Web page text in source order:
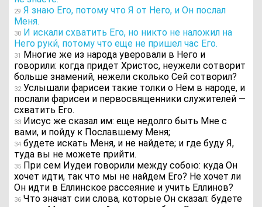
29 Я знаю Его, потому что Я от Него, и Он послал
Меня.
30 И искали схватить Его, но никто не наложил на
Него руки́, потому что еще не пришел час Его.
31 Многие же из народа уверовали в Него и
говорили: когда придет Христос, неужели сотворит
больше знамений, нежели сколько Сей сотворил?
32Услышали фарисеи такие толки о Нем в народе, и
послали фарисеи и первосвященники служителей —
схватить Его.
33 Иисус же сказал им: еще недолго быть Мне с
вами, и пойду к Пославшему Меня;
34 будете искать Меня, и не найдете; и где буду Я,
туда вы не можете прийти.
35 При сем Иудеи говорили между собою: куда Он
хочет идти, так что мы не найдем Его? Не хочет ли
Он идти в Еллинское рассеяние и учить Еллинов?
36 Что значат сии слова, которые Он сказал: будете